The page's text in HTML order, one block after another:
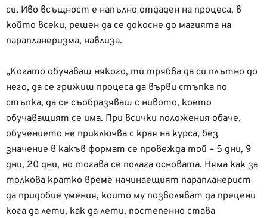
си, Иво всъщност е напълно отдаден на процеса, в
който всеки, решен да се докосне до магията на
парапланеризма, навлиза.
„Когато обучаваш някого, ти трябва да си плътно до
него, да се грижиш процеса да върви стъпка по
стъпка, да се съобразяваш с нивото, което
обучаващият се има. При всички положения обаче,
обучението не приключва с края на курса, без
значение в какъв формат се провежда той – 5 дни, 9
дни, 20 дни, но тогава се полага основата. Няма как за
толкова кратко време начинаещият парапланерист
да придобие умения, които му позволяват да прецени
кога да лети, как да лети, постепенно става